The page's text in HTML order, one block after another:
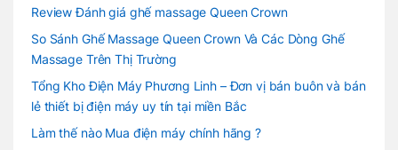
Review Đánh giá ghế massage Queen Crown
So Sánh Ghế Massage Queen Crown Và Các Dòng Ghế
Massage Trên Thị Trường
Tổng Kho Điện Máy Phương Linh – Đơn vị bán buôn và bán
lẻ thiết bị điện máy uy tín tại miền Bắc
Làm thế nào Mua điện máy chính hãng ?